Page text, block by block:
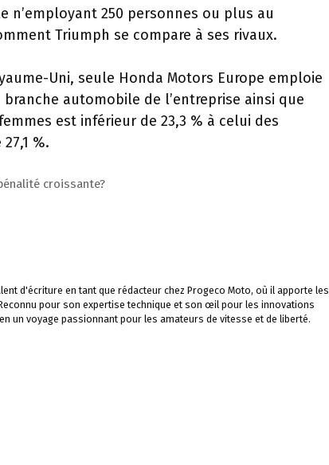
n’employant 250 personnes ou plus au
Triumph se compare à ses rivaux.
Uni, seule Honda Motors Europe emploie
automobile de l’entreprise ainsi que
est inférieur de 23,3 % à celui des
%.
croissante?
d'écriture en tant que rédacteur chez Progeco Moto, où il apporte les
pour son expertise technique et son œil pour les innovations
un voyage passionnant pour les amateurs de vitesse et de liberté.